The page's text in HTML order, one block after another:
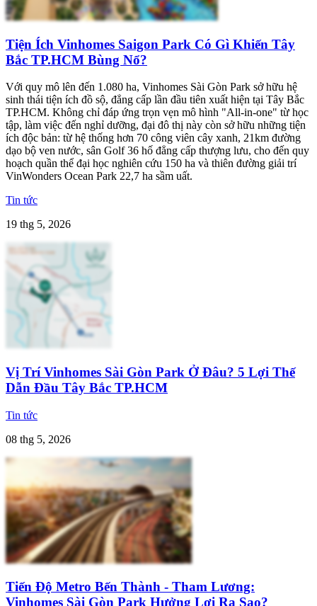
Tiện Ích Vinhomes Saigon Park Có Gì Khiến Tây
Bắc TP.HCM Bùng Nổ?
Với quy mô lên đến 1.080 ha, Vinhomes Sài Gòn Park sở hữu hệ
sinh thái tiện ích đồ sộ, đẳng cấp lần đầu tiên xuất hiện tại Tây Bắc
TP.HCM. Không chỉ đáp ứng trọn vẹn mô hình "All-in-one" từ học
tập, làm việc đến nghỉ dưỡng, đại đô thị này còn sở hữu những tiện
ích độc bản: từ hệ thống hơn 70 công viên cây xanh, 21km đường
dạo bộ ven nước, sân Golf 36 hố đẳng cấp thượng lưu, cho đến quy
hoạch quần thể đại học nghiên cứu 150 ha và thiên đường giải trí
VinWonders Ocean Park 22,7 ha sầm uất.
Tin tức
19 thg 5, 2026
Vị Trí Vinhomes Sài Gòn Park Ở Đâu? 5 Lợi Thế
Dẫn Đầu Tây Bắc TP.HCM
Tin tức
08 thg 5, 2026
Tiến Độ Metro Bến Thành - Tham Lương:
Vinhomes Sài Gòn Park Hưởng Lợi Ra Sao?